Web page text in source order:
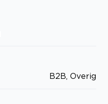
B2B, Overig